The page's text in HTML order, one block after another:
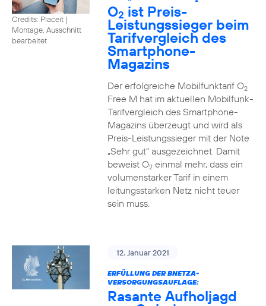
Credits: Placeit |
Montage, Ausschnitt
bearbeitet
O2 ist Preis-
Leistungssieger beim
Tarifvergleich des
Smartphone-
Magazins
Der erfolgreiche Mobilfunktarif O2
Free M hat im aktuellen Mobilfunk-
Tarifvergleich des Smartphone-
Magazins überzeugt und wird als
Preis-Leistungssieger mit der Note
„Sehr gut“ ausgezeichnet. Damit
beweist O2einmal mehr, dass ein
volumenstarker Tarif in einem
leitungsstarken Netz nicht teuer
sein muss.
12. Januar 2021
ERFÜLLUNG DER BNETZA-
VERSORGUNGSAUFLAGE:
Rasante Aufholjagd